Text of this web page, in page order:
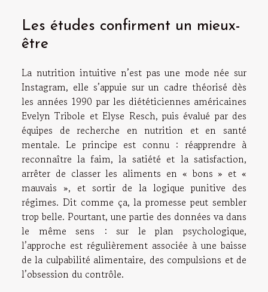
Les études confirment un mieux-
être
La nutrition intuitive n’est pas une mode née sur
Instagram, elle s’appuie sur un cadre théorisé dès
les années 1990 par les diététiciennes américaines
Evelyn Tribole et Elyse Resch, puis évalué par des
équipes de recherche en nutrition et en santé
mentale. Le principe est connu : réapprendre à
reconnaître la faim, la satiété et la satisfaction,
arrêter de classer les aliments en « bons » et «
mauvais », et sortir de la logique punitive des
régimes. Dit comme ça, la promesse peut sembler
trop belle. Pourtant, une partie des données va dans
le même sens : sur le plan psychologique,
l’approche est régulièrement associée à une baisse
de la culpabilité alimentaire, des compulsions et de
l’obsession du contrôle.